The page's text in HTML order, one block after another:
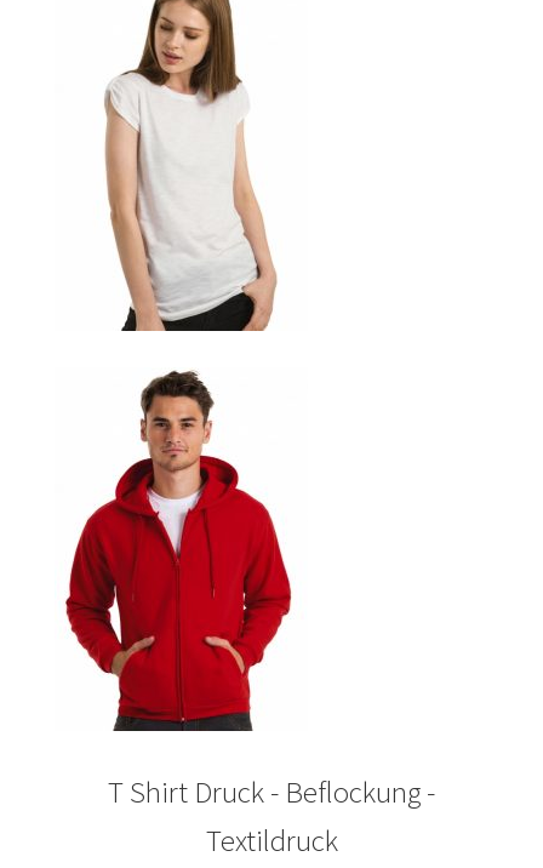
Akbash Hunde T-Shirts Kaufen selber gestalten und
American Bulldog T Shirts Kaufen – Motive selber
gestalten und bedrucken
Arbeitshosen günstig bedrucken
Arbeitsjacken günstig bedrucken
Arbeitskleidung bedrucken Alfeld – Firmenlogo
Arbeitskleidung bedrucken Ankum – Firmenlogo
Arbeitskleidung bedrucken Aurich – Firmenlogo
Arbeitskleidung bedrucken Bad Bentheim – Firmenlogo
Arbeitskleidung bedrucken Bad Essen – Firmenlogo
Arbeitskleidung BEDRUCKEN Böblingen /
Berufsbekleidung
Arbeitskleidung bedrucken Dresden – Firmenlogo
T Shirt Druck - Beflockung -
Textildruck